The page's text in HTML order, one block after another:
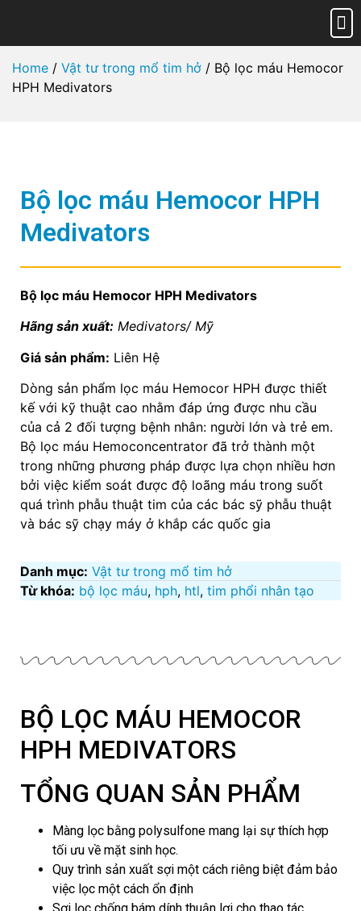
Home / Vật tư trong mổ tim hở / Bộ lọc máu Hemocor
HPH Medivators
Bộ lọc máu Hemocor HPH
Medivators
Bộ lọc máu Hemocor HPH Medivators
Hãng sản xuất: Medivators/ Mỹ
Giá sản phẩm: Liên Hệ
Dòng sản phẩm lọc máu Hemocor HPH được thiết
kế với kỹ thuật cao nhằm đáp ứng được nhu cầu
của cả 2 đối tượng bệnh nhân: người lớn và trẻ em.
Bộ lọc máu Hemoconcentrator đã trở thành một
trong những phương pháp được lựa chọn nhiều hơn
bởi việc kiểm soát được độ loãng máu trong suốt
quá trình phẫu thuật tim của các bác sỹ phẫu thuật
và bác sỹ chạy máy ở khắp các quốc gia
Danh mục: Vật tư trong mổ tim hở
Từ khóa: bộ lọc máu, hph, htl, tim phổi nhân tạo
BỘ LỌC MÁU HEMOCOR
HPH MEDIVATORS
TỔNG QUAN SẢN PHẨM
Màng lọc bằng polysulfone mang lại sự thích hợp
tối ưu về mặt sinh học.
Quy trình sản xuất sợi một cách riêng biệt đảm bảo
việc lọc một cách ổn định
Sợi lọc chống bám dính thuận lợi cho thao tác.